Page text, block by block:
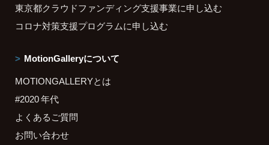
東京都クラウドファンディング支援事業に申し込む
コロナ対策支援プログラムに申し込む
MotionGalleryについて
MOTIONGALLERYとは
#2020 年代
よくあるご質問
お問い合わせ